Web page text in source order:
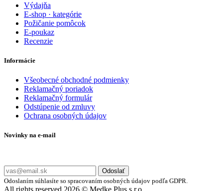
Výdajňa
E-shop · kategórie
Požičanie pomôcok
E-poukaz
Recenzie
Informácie
Všeobecné obchodné podmienky
Reklamačný poriadok
Reklamačný formulár
Odstúpenie od zmluvy
Ochrana osobných údajov
Novinky na e-mail
Odoslať
Odoslaním súhlasíte so spracovaním osobných údajov podľa GDPR.
All rights reserved 2026 © Medke Plus s.r.o.